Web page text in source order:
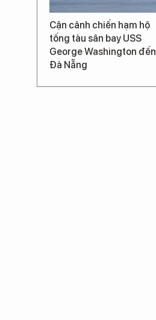
Cận cảnh chiến hạm hộ
tống tàu sân bay USS
George Washington đến
Đà Nẵng